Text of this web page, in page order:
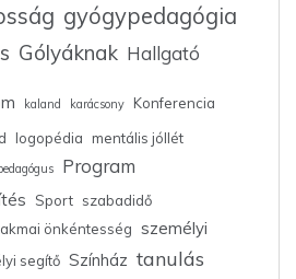
gyógypedagógia
Gólyáknak Hallgató
kaland karácsony
Konferencia
logopédia mentális jóllét
Program
Sport szabadidő
önkéntesség személyi
segítő Színház tanulás